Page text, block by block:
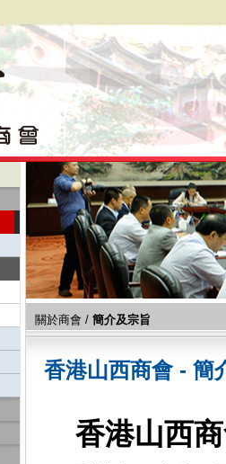
關於商會 / 簡介及宗旨
香港山西商會 - 簡
香港山西